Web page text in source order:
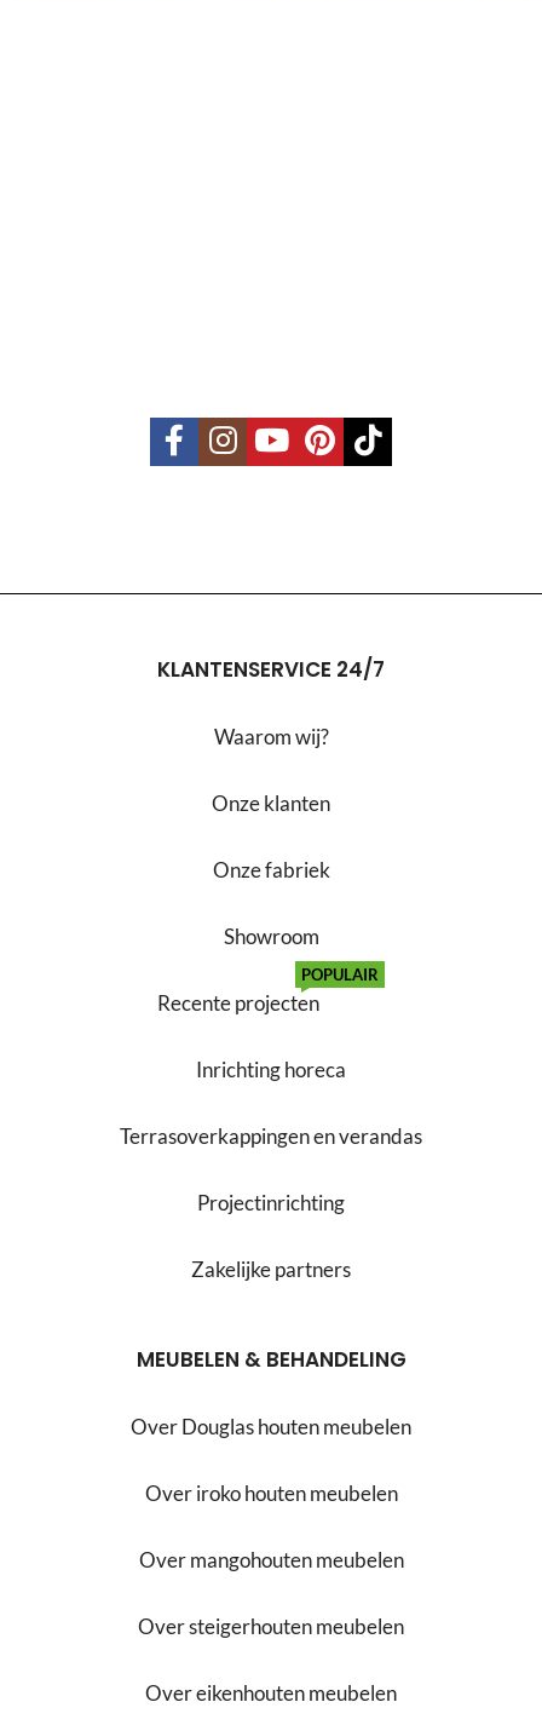
KLANTENSERVICE 24/7
Waarom wij?
Onze klanten
Onze fabriek
Showroom
Recente projecten
POPULAIR
Inrichting horeca
Terrasoverkappingen en verandas
Projectinrichting
Zakelijke partners
MEUBELEN & BEHANDELING
Over Douglas houten meubelen
Over iroko houten meubelen
Over mangohouten meubelen
Over steigerhouten meubelen
Over eikenhouten meubelen